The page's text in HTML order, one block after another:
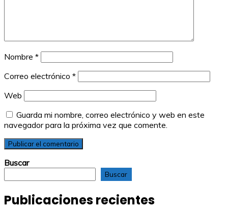
Nombre *
Correo electrónico *
Web
Guarda mi nombre, correo electrónico y web en este
navegador para la próxima vez que comente.
Buscar
Buscar
Publicaciones recientes